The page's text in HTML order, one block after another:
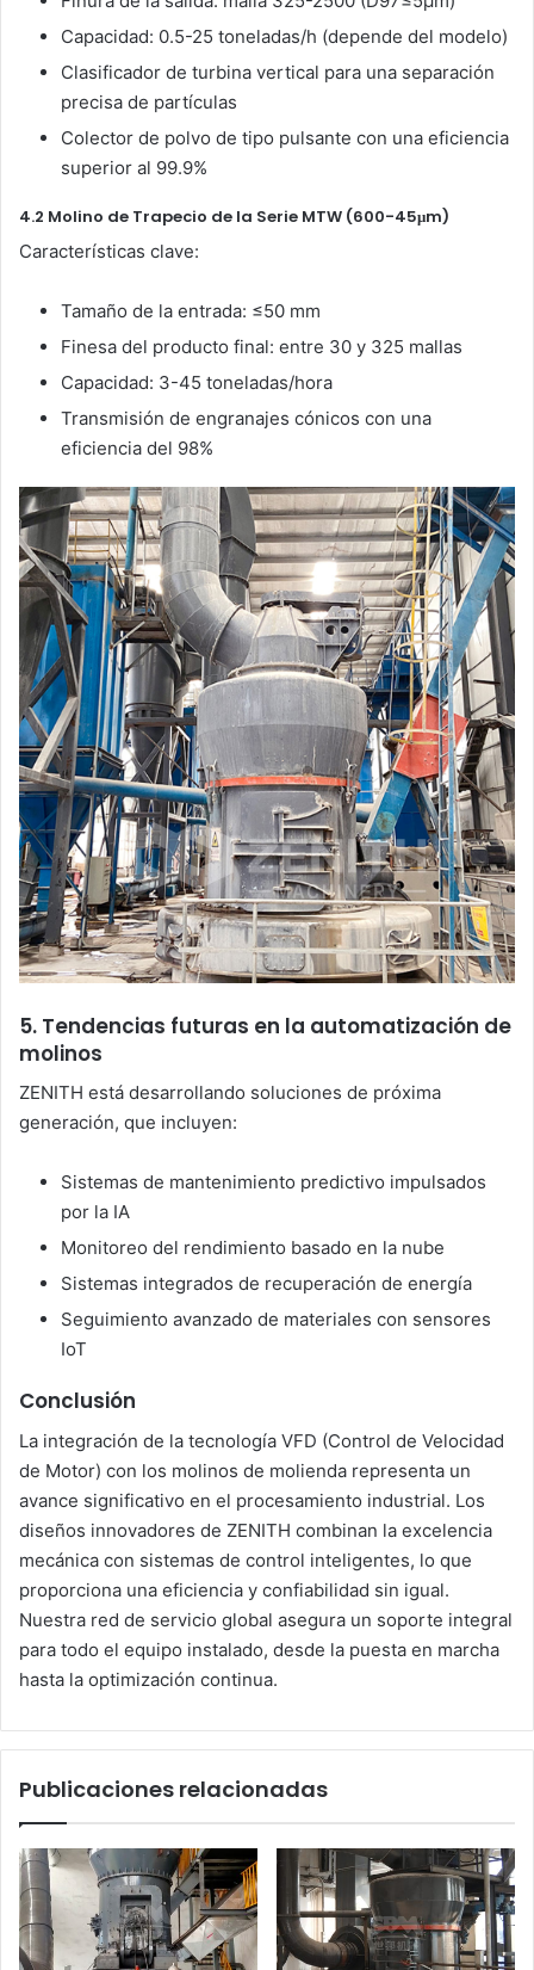
Capacidad: 0.5-25 toneladas/h (depende del modelo)
Clasificador de turbina vertical para una separación
precisa de partículas
Colector de polvo de tipo pulsante con una eficiencia
superior al 99.9%
4.2 Molino de Trapecio de la Serie MTW (600-45μm)
Características clave:
Tamaño de la entrada: ≤50 mm
Finesa del producto final: entre 30 y 325 mallas
Capacidad: 3-45 toneladas/hora
Transmisión de engranajes cónicos con una
eficiencia del 98%
5. Tendencias futuras en la automatización de
molinos
ZENITH está desarrollando soluciones de próxima
generación, que incluyen:
Sistemas de mantenimiento predictivo impulsados
por la IA
Monitoreo del rendimiento basado en la nube
Sistemas integrados de recuperación de energía
Seguimiento avanzado de materiales con sensores
IoT
Conclusión
La integración de la tecnología VFD (Control de Velocidad
de Motor) con los molinos de molienda representa un
avance significativo en el procesamiento industrial. Los
diseños innovadores de ZENITH combinan la excelencia
mecánica con sistemas de control inteligentes, lo que
proporciona una eficiencia y confiabilidad sin igual.
Nuestra red de servicio global asegura un soporte integral
para todo el equipo instalado, desde la puesta en marcha
hasta la optimización continua.
Publicaciones relacionadas